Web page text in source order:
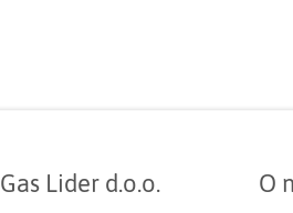
Gas Lider d.o.o. O